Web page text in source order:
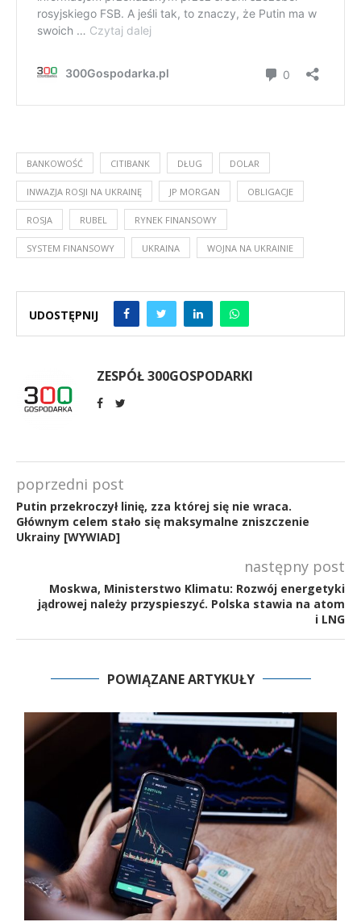
BANKOWOŚĆ CITIBANK DŁUG DOLAR
INWAZJA ROSJI NA UKRAINĘ JP MORGAN OBLIGACJE
ROSJA RUBEL RYNEK FINANSOWY
SYSTEM FINANSOWY UKRAINA WOJNA NA UKRAINIE
UDOSTĘPNIJ
ZESPÓŁ 300GOSPODARKI
poprzedni post
Putin przekroczył linię, zza której się nie wraca.
Głównym celem stało się maksymalne zniszczenie
Ukrainy [WYWIAD]
następny post
Moskwa, Ministerstwo Klimatu: Rozwój energetyki
jądrowej należy przyspieszyć. Polska stawia na atom
i LNG
POWIĄZANE ARTYKUŁY